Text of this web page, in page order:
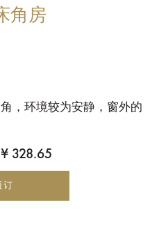
角房
，环境较为安静，窗外的
¥ 328.65
订